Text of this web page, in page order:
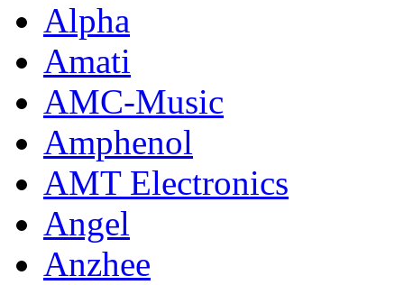
Alpha
Amati
AMC-Music
Amphenol
AMT Electronics
Angel
Anzhee